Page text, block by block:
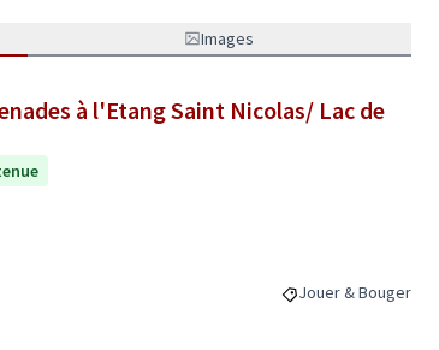
Images
à l'Etang Saint Nicolas/ Lac de
Filtrer les résultats
Jouer & Bouger